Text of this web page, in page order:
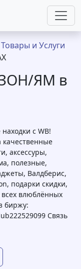
Товары и Услуги
ЯМ в
с WB!
аксессуры,
полезные,
Валдберис,
подарки скидки,
влюблённых
биржу:
Связь